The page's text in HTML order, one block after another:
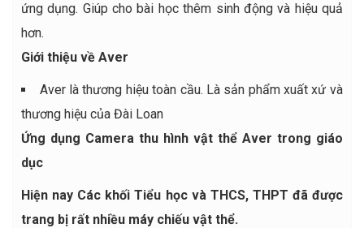
ứng dụng. Giúp cho bài học thêm sinh động và hiệu quả
hơn.
Giới thiệu về Aver
Aver là thương hiệu toàn cầu. Là sản phẩm xuất xứ và
thương hiệu của Đài Loan
Ứng dụng Camera thu hình vật thể Aver trong giáo
dục
Hiện nay Các khối Tiểu học và THCS, THPT đã được
trang bị rất nhiều máy chiếu vật thể.